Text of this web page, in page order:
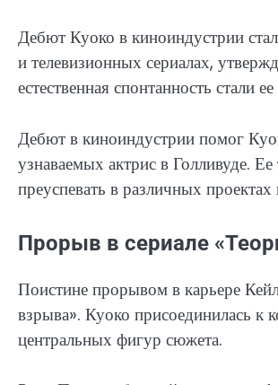
Дебют Куоко в киноиндустрии
и телевизионных сериалах,
естественная спонтанность стали
Дебют в киноиндустрии помог
узнаваемых актрис в Голливуде.
преуспевать в различных
Прорыв в сериале
Поистине прорывом в карьере
взрыва». Куоко присоединилась к
центральных фигур сюжета.